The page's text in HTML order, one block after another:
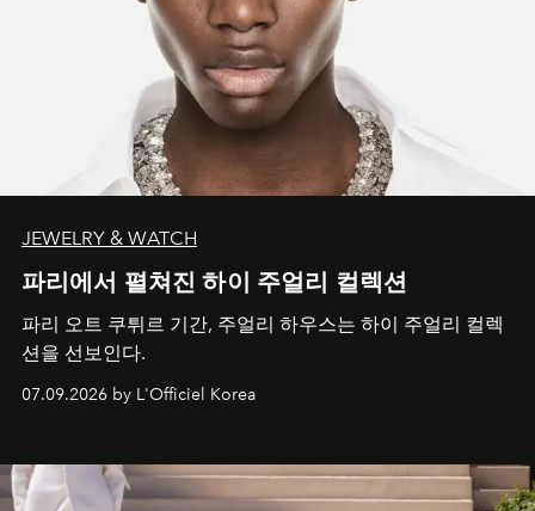
JEWELRY & WATCH
파리에서 펼쳐진 하이 주얼리 컬렉션
파리 오트 쿠튀르 기간, 주얼리 하우스는 하이 주얼리 컬렉
션을 선보인다.
07.09.2026 by L'Officiel Korea